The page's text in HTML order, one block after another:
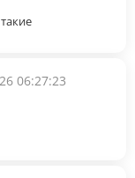
06:27:23